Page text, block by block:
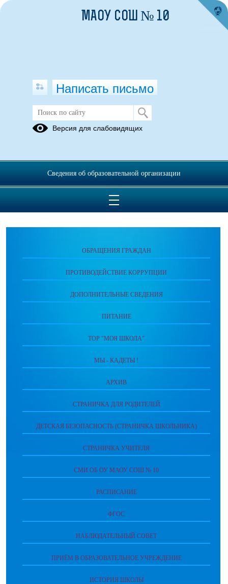
Азбука - цифрового мира
https://www.edu.yar.ru/azbuka/
ОБРАЩЕНИЯ ГРАЖДАН
ПРОТИВОДЕЙСТВИЕ КОРРУПЦИИ
ДОПОЛНИТЕЛЬНЫЕ СВЕДЕНИЯ
ПИТАНИЕ
ТОР "МОЯ ШКОЛА"
МЫ - КАДЕТЫ !
АРХИВ
СТРАНИЧКА ДЛЯ РОДИТЕЛЕЙ
ДЕТСКАЯ БЕЗОПАСНОСТЬ (СТРАНИЧКА ШКОЛЬНИКА)
СТРАНИЧКА УЧИТЕЛЯ
СМИ ОБ ОУ МАОУ СОШ № 10
РАСПИСАНИЕ
ФГОС
НАБЛЮДАТЕЛЬНЫЙ СОВЕТ
ПРИЁМ В ОБРАЗОВАТЕЛЬНОЕ УЧРЕЖДЕНИЕ
ИСТОРИЯ ШКОЛЫ
МАОУ СОШ № 10
Написать письмо
Версия для слабовидящих
Сведения об образовательной организации